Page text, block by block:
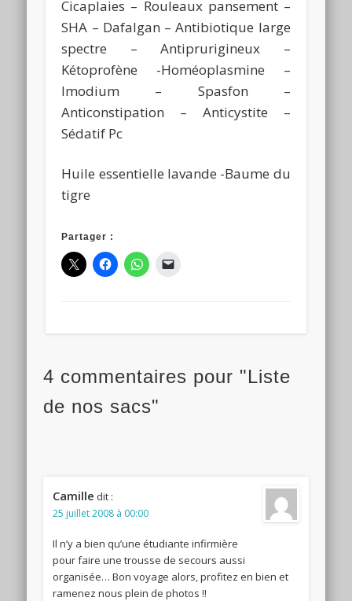
Cicaplaies – Rouleaux pansement –
SHA – Dafalgan – Antibiotique large
spectre – Antiprurigineux –
Kétoprofène -Homéoplasmine –
Imodium – Spasfon –
Anticonstipation – Anticystite –
Sédatif Pc
Huile essentielle lavande -Baume du
tigre
Partager :
4 commentaires pour "Liste
de nos sacs"
Camille dit :
25 juillet 2008 à 00:00
Il n’y a bien qu’une étudiante infirmière
pour faire une trousse de secours aussi
organisée… Bon voyage alors, profitez en bien et
ramenez nous plein de photos !!